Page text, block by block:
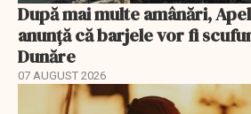
După mai multe amânări,
anunță că barjele vor fi
Dunăre
07 AUGUST 2026